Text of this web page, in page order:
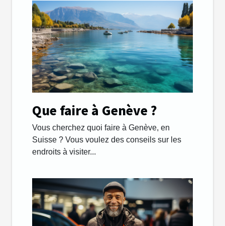
Que faire à Genève ?
Vous cherchez quoi faire à Genève, en
Suisse ? Vous voulez des conseils sur les
endroits à visiter...